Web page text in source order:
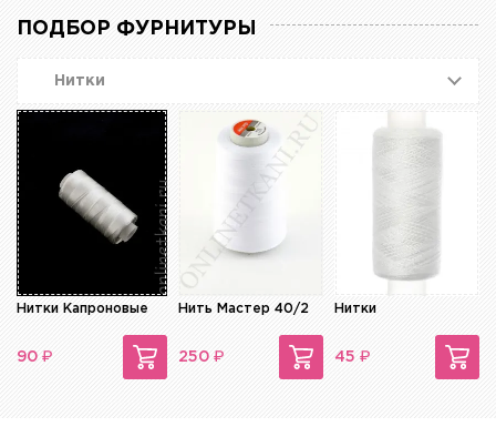
ПОДБОР ФУРНИТУРЫ
Нитки
Нитки Капроновые
90 ₽
Нить Мастер 40/2
250 ₽
Нитки
45 ₽